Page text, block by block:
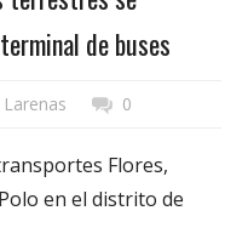
de buses
0
Flores,
en el distrito de